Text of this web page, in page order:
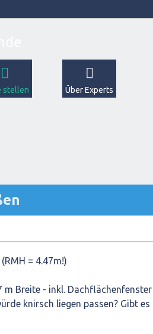
stellen Über Experts
= 4.47m!)
m Breite - inkl. Dachflächenfenster
knirsch liegen passen? Gibt es